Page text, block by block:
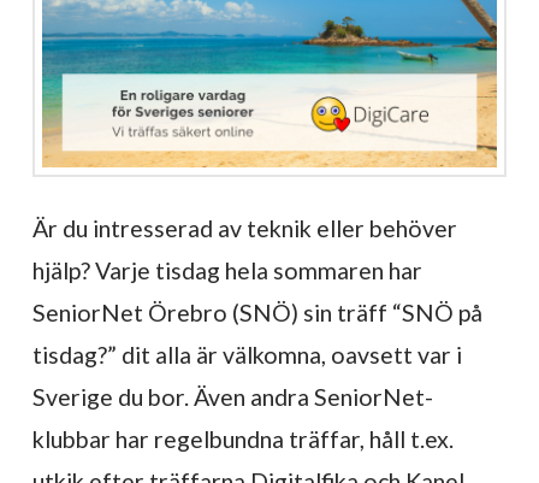
Är du intresserad av teknik eller behöver
hjälp? Varje tisdag hela sommaren har
SeniorNet Örebro (SNÖ) sin träff “SNÖ på
tisdag?” dit alla är välkomna, oavsett var i
Sverige du bor. Även andra SeniorNet-
klubbar har regelbundna träffar, håll t.ex.